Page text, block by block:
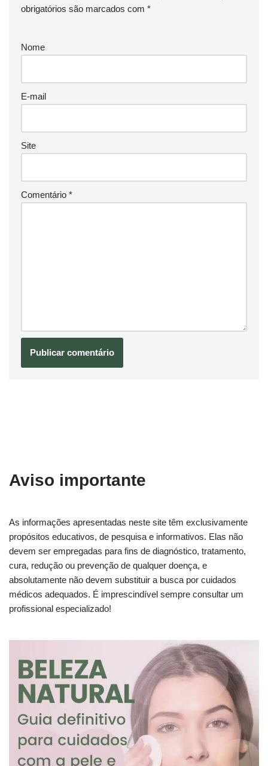
obrigatórios são marcados com *
Nome
E-mail
Site
Comentário *
Aviso importante
As informações apresentadas neste site têm exclusivamente
propósitos educativos, de pesquisa e informativos. Elas não
devem ser empregadas para fins de diagnóstico, tratamento,
cura, redução ou prevenção de qualquer doença, e
absolutamente não devem substituir a busca por cuidados
médicos adequados. É imprescindível sempre consultar um
profissional especializado!